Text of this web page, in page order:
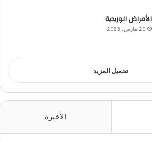
الأمراض الوريدية
20 مارس، 2023
تحميل المزيد
الأخيرة